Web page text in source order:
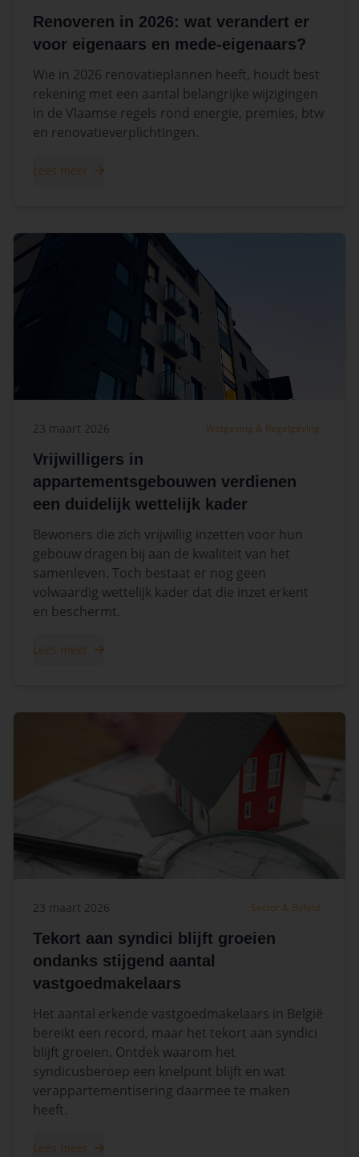
Renoveren in 2026: wat verandert er
voor eigenaars en mede-eigenaars?
Wie in 2026 renovatieplannen heeft, houdt best
rekening met een aantal belangrijke wijzigingen
in de Vlaamse regels rond energie, premies, btw
en renovatieverplichtingen.
Lees meer
23 maart 2026 Wetgeving & Regelgeving
Vrijwilligers in
appartementsgebouwen verdienen
een duidelijk wettelijk kader
Bewoners die zich vrijwillig inzetten voor hun
gebouw dragen bij aan de kwaliteit van het
samenleven. Toch bestaat er nog geen
volwaardig wettelijk kader dat die inzet erkent
en beschermt.
Lees meer
23 maart 2026 Sector & Beleid
Tekort aan syndici blijft groeien
ondanks stijgend aantal
vastgoedmakelaars
Het aantal erkende vastgoedmakelaars in België
bereikt een record, maar het tekort aan syndici
blijft groeien. Ontdek waarom het
syndicusberoep een knelpunt blijft en wat
verappartementisering daarmee te maken
heeft.
Lees meer